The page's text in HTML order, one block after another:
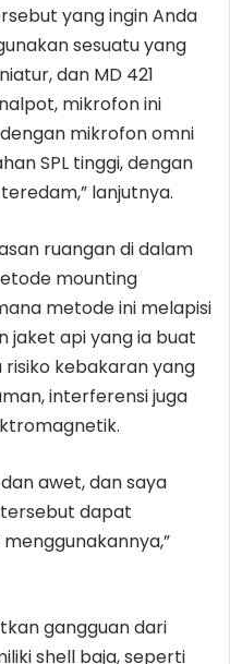
yang ingin Anda
sesuatu yang
dan MD 421
mikrofon ini
mikrofon omni
SPL tinggi, dengan
lanjutnya.
ruangan di dalam
mounting
metode ini melapisi
jaket api yang ia buat
risiko kebakaran yang
interferensi juga
awet, dan saya
dapat
gangguan dari
shell baja, seperti